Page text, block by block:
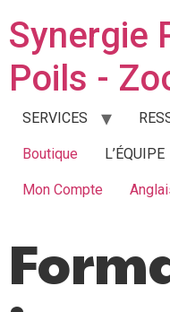
Synergie
Poils -
SERVICES
Boutique L’ÉQUIPE
Mon Compte